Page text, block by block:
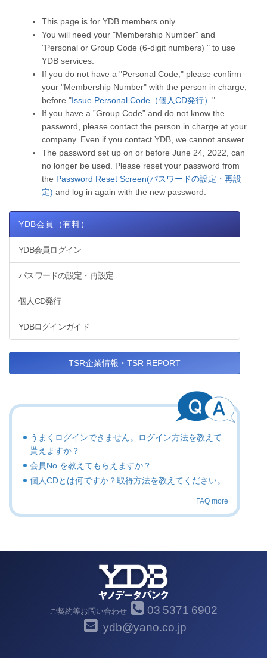
This page is for YDB members only.
You will need your "Membership Number" and
"Personal or Group Code (6-digit numbers) " to use
YDB services.
If you do not have a "Personal Code," please confirm
your "Membership Number" with the person in charge,
before "Issue Personal Code（個人CD発行） ".
If you have a ”Group Code” and do not know the
password, please contact the person in charge at your
company. Even if you contact YDB, we cannot answer.
The password set up on or before June 24, 2022, can
no longer be used. Please reset your password from
the Password Reset Screen(パスワードの設定・再設
定) and log in again with the new password.
YDB会員（有料）
YDB会員ログイン
パスワードの設定・再設定
個人CD発行
YDBログインガイド
TSR企業情報・TSR REPORT
うまくログインできません。ログイン方法を教えて
貰えますか？
会員No.を教えてもらえますか？
個人CDとは何ですか？取得方法を教えてください。
FAQ more
ご契約等お問い合わせ 03-5371-6902
ydb@yano.co.jp